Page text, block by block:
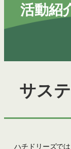
活動紹
サス
ハチドリーズで